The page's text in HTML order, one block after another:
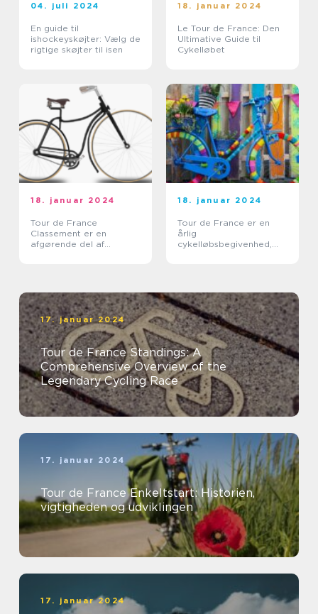
04. juli 2024
En guide til
ishockeyskøjter: Vælg de
rigtige skøjter til isen
18. januar 2024
Le Tour de France: Den
Ultimative Guide til
Cykelløbet
18. januar 2024
Tour de France
Classement er en
afgørende del af
18. januar 2024
Tour de France er en
årlig
cykelløbsbegivenhed,
17. januar 2024
Tour de France Standings: A
Comprehensive Overview of the
Legendary Cycling Race
17. januar 2024
Tour de France Enkeltstart: Historien,
vigtigheden og udviklingen
17. januar 2024